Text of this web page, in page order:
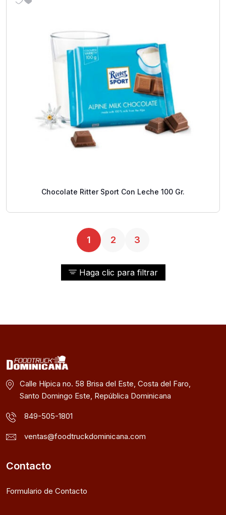
Haga clic para filtrar
Chocolate Ritter Sport Con Leche 100 Gr.
1 2 3
Calle Hípica no. 58 Brisa del Este, Costa del Faro,
Santo Domingo Este, República Dominicana
849-505-1801
ventas@foodtruckdominicana.com
Contacto
Formulario de Contacto